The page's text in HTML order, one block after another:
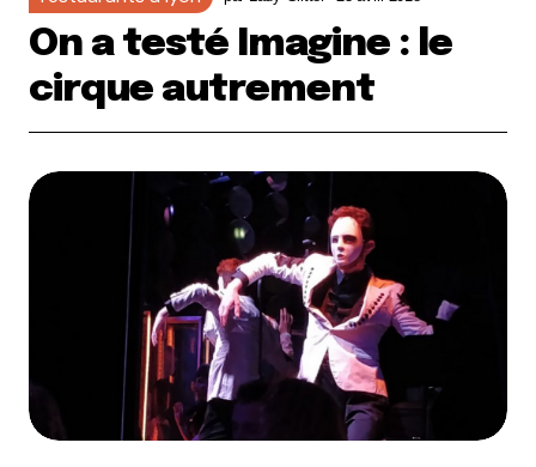
On a testé Imagine : le
cirque autrement